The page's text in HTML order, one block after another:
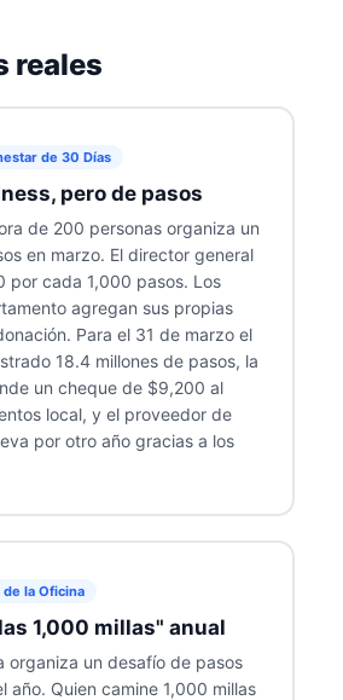
reales
de 30 Días
pero de pasos
de 200 personas organiza un
en marzo. El director general
por cada 1,000 pasos. Los
agregan sus propias
Para el 31 de marzo el
18.4 millones de pasos, la
un cheque de $9,200 al
local, y el proveedor de
por otro año gracias a los
la Oficina
1,000 millas" anual
organiza un desafío de pasos
año. Quien camine 1,000 millas